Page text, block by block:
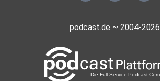
podcast.de ~ 2004-2026